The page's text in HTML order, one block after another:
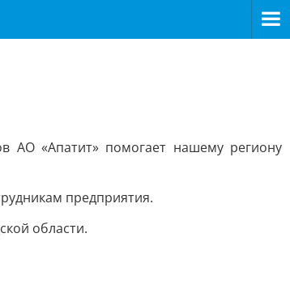
АО «Апатит» помогает нашему региону
предприятия.
области.